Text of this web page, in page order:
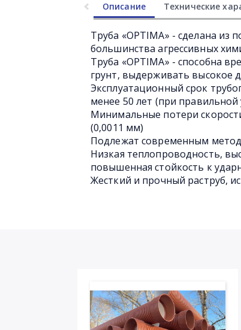
Описание Технические
Труба «OPTIMA» - сделана из
большинства агрессивных
Труба «OPTIMA» - способна
грунт, выдерживать высокое
Эксплуатационный срок
менее 50 лет (при правильной
Минимальные потери
(0,0011 мм)
Подлежат современным
Низкая теплопроводность,
повышенная стойкость к
Жесткий и прочный раструб,